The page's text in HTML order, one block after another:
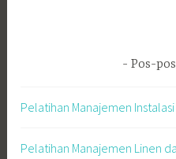
Pos-
Pelatihan Manajemen
Pelatihan Manajemen Linen